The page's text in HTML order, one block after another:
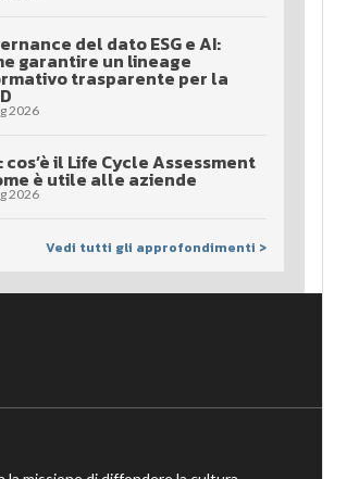
del dato ESG e AI:
garantire un lineage
trasparente per la
2026
cos’è il Life Cycle Assessment
è utile alle aziende
2026
Vedi tutti gli approfondimenti >